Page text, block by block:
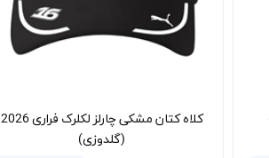
کلاه کتان مشکی چارلز لکلرک فراری 2026
(گلدوزی)